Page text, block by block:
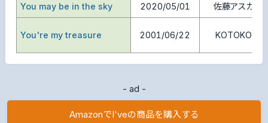
You may be in the sky 2020/05/01 佐藤アスカ
You're my treasure 2001/06/22 KOTOKO
- ad -
AmazonでI'veの商品を購入する